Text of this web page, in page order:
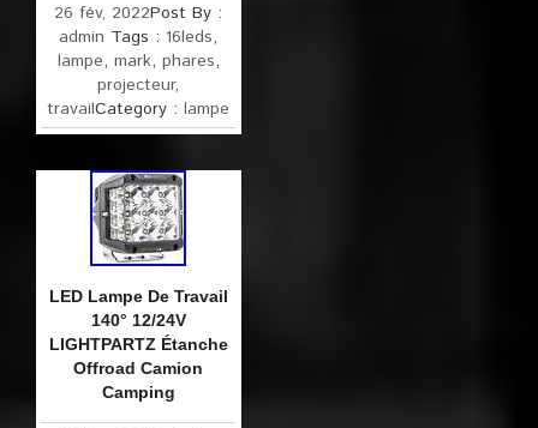
26 fév, 2022Post By :
admin Tags : 16leds,
lampe, mark, phares,
projecteur,
travailCategory :lampe
LED Lampe De Travail
140° 12/24V
LIGHTPARTZ Étanche
Offroad Camion
Camping